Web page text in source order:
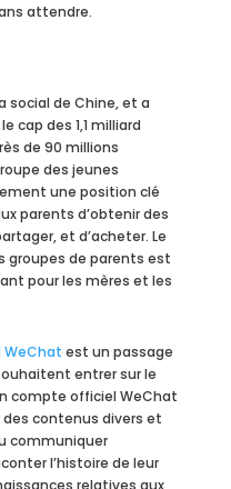
attendre.
social de Chine, et a
cap des 1,1 milliard
de 90 millions
des jeunes
une position clé
parents d’obtenir des
et d’acheter. Le
groupes de parents est
pour les mères et les
est un passage
entrer sur le
compte officiel WeChat
contenus divers et
communiquer
l’histoire de leur
relatives aux